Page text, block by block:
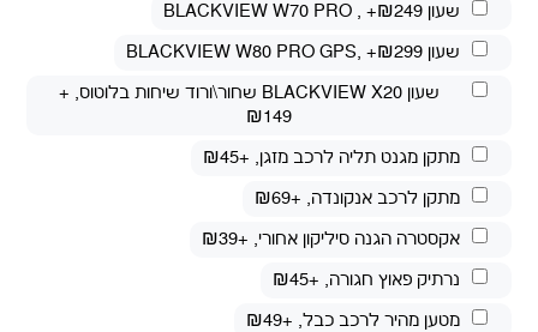
שעון BLACKVIEW W70 PRO , +₪249
שעון BLACKVIEW W80 PRO GPS , +₪299
שעון BLACKVIEW X20 שחור\ורוד שיחות בלוטוס
, +
₪149
מתקן מגנט תליה לרכב מזגן, +₪45
מתקן לרכב אנקונדה, +₪69
אקסטרה הגנה סיליקון אחורי, +₪39
נרתיק פאוץ חגורה, +₪45
מטען מהיר לרכב כבל, +₪49